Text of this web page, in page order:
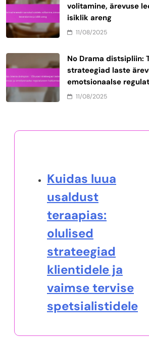
volitamine, ärevuse
isiklik areng
11/08/2025
No Drama distsipliin:
strateegiad laste
emotsionaalse
11/08/2025
Kuidas luua
usaldust
teraapias:
olulised
strateegiad
klientidele ja
vaimse tervise
spetsialistidele